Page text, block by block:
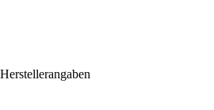
Herstellerangaben